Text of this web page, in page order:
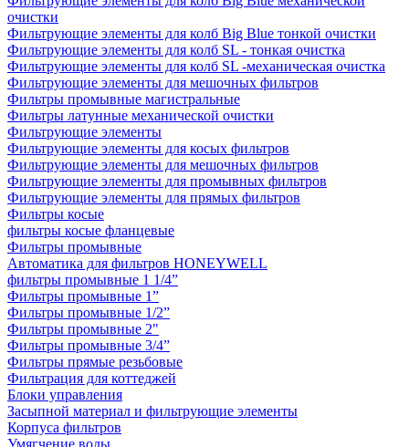
очистки
Фильтрующие элементы для колб Big Blue тонкой очистки
Фильтрующие элементы для колб SL - тонкая очистка
Фильтрующие элементы для колб SL -механическая очистка
Фильтрующие элементы для мешочных фильтров
Фильтры промывные магистральные
Фильтры латунные механической очистки
Фильтрующие элементы
Фильтрующие элементы для косых фильтров
Фильтрующие элементы для мешочных фильтров
Фильтрующие элементы для промывных фильтров
Фильтрующие элементы для прямых фильтров
Фильтры косые
фильтры косые фланцевые
Фильтры промывные
Автоматика для фильтров HONEYWELL
фильтры промывные 1 1/4”
Фильтры промывные 1”
Фильтры промывные 1/2”
Фильтры промывные 2"
Фильтры промывные 3/4”
Фильтры прямые резьбовые
Фильтрация для коттеджей
Блоки управления
Засыпной материал и фильтрующие элементы
Корпуса фильтров
Умягчение воды